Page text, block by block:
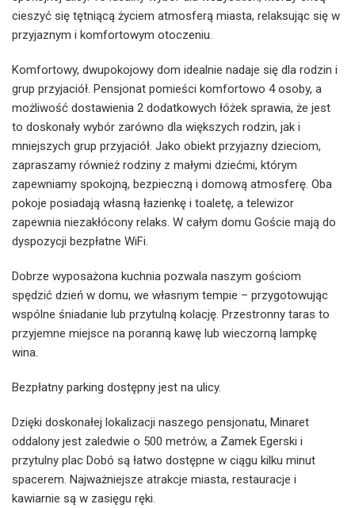
cieszyć się tętniącą życiem atmosferą miasta, relaksując się w
przyjaznym i komfortowym otoczeniu.
Komfortowy, dwupokojowy dom idealnie nadaje się dla rodzin i
grup przyjaciół. Pensjonat pomieści komfortowo 4 osoby, a
możliwość dostawienia 2 dodatkowych łóżek sprawia, że ​​jest
to doskonały wybór zarówno dla większych rodzin, jak i
mniejszych grup przyjaciół. Jako obiekt przyjazny dzieciom,
zapraszamy również rodziny z małymi dziećmi, którym
zapewniamy spokojną, bezpieczną i domową atmosferę. Oba
pokoje posiadają własną łazienkę i toaletę, a telewizor
zapewnia niezakłócony relaks. W całym domu Goście mają do
dyspozycji bezpłatne WiFi.
Dobrze wyposażona kuchnia pozwala naszym gościom
spędzić dzień w domu, we własnym tempie – przygotowując
wspólne śniadanie lub przytulną kolację. Przestronny taras to
przyjemne miejsce na poranną kawę lub wieczorną lampkę
wina.
Bezpłatny parking dostępny jest na ulicy.
Dzięki doskonałej lokalizacji naszego pensjonatu, Minaret
oddalony jest zaledwie o 500 metrów, a Zamek Egerski i
przytulny plac Dobó są łatwo dostępne w ciągu kilku minut
spacerem. Najważniejsze atrakcje miasta, restauracje i
kawiarnie są w zasięgu ręki.